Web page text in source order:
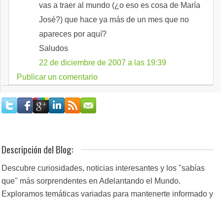
vas a traer al mundo (¿o eso es cosa de María
José?) que hace ya más de un mes que no
apareces por aquí?
Saludos
22 de diciembre de 2007 a las 19:39
Publicar un comentario
Descripción del Blog:
Descubre curiosidades, noticias interesantes y los "sabías
que" más sorprendentes en Adelantando el Mundo.
Exploramos temáticas variadas para mantenerte informado y